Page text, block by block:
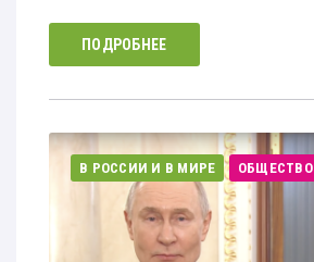
ПОДРОБНЕЕ
В РОССИИ И В МИРЕ ОБЩЕСТВО